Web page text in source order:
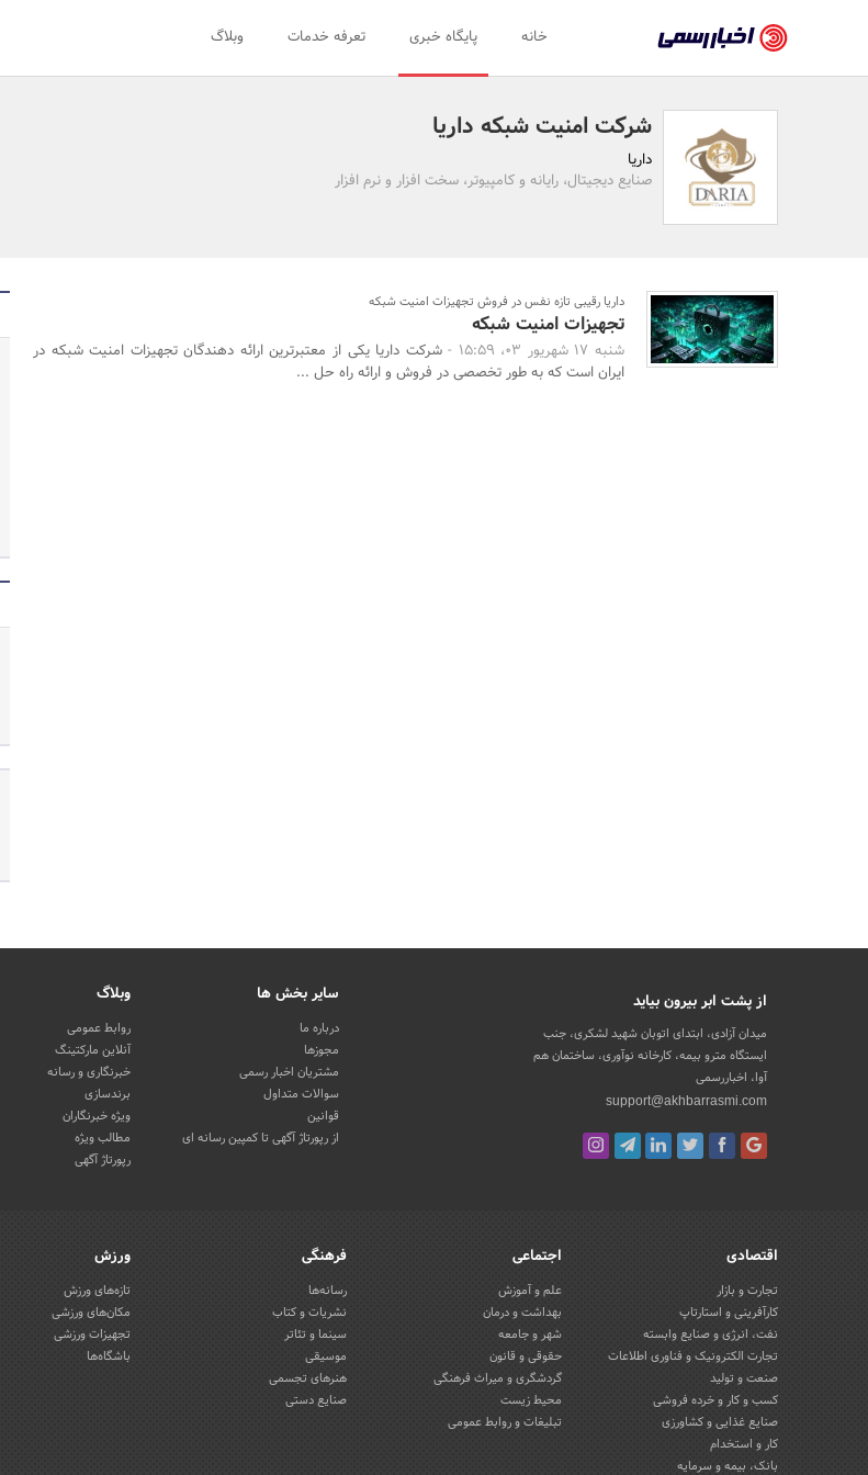
رسمی
اخبار
تایید
سازمان‌ها
و
روابط
خانه پایگاه خبری تعرفه خدمات وبلاگ
شرکت امنیت شبکه داریا
داریا
صنایع دیجیتال، رایانه و کامپیوتر، سخت افزار و نرم افزار
داریا رقیبی تازه نفس در فروش تجهیزات امنیت شبکه
تجهیزات امنیت شبکه
شنبه 17 شهریور 03، 15:59 -
شرکت داریا یکی از معتبرترین ارائه‌ دهندگان تجهیزات امنیت شبکه در
ایران است که به ‌طور تخصصی در فروش و ارائه راه‌ حل‌ ...
از پشت ابر بیرون بیاید
میدان آزادی، ابتدای اتوبان شهید لشکری، جنب
ایستگاه مترو بیمه، کارخانه نوآوری، ساختمان هم
آوا، اخباررسمی
support@akhbarrasmi.com
سایر بخش ها
درباره ما
مجوزها
مشتریان اخبار رسمی
سوالات متداول
قوانین
از رپورتاژ آگهی تا کمپین رسانه ای
وبلاگ
روابط عمومی
آنلاین مارکتینگ
خبرنگاری و رسانه
برندسازی
ویژه خبرنگاران
مطالب ویژه
رپورتاژ آگهی
اقتصادی
تجارت و بازار
کارآفرینی و استارتاپ
نفت، انرژی و صنایع وابسته
تجارت الکترونیک و فناوری اطلاعات
صنعت و تولید
کسب و کار و خرده فروشی
صنایع غذایی و کشاورزی
کار و استخدام
بانک، بیمه و سرمایه
اجتماعی
علم و آموزش
بهداشت و درمان
شهر و جامعه
حقوقی و قانون
گردشگری و میراث فرهنگی
محیط زیست
تبلیغات و روابط عمومی
فرهنگی
رسانه‌ها
نشریات و کتاب
سینما و تئاتر
موسیقی
هنرهای تجسمی
صنایع دستی
ورزش
تازه‌های ورزش
مکان‌های ورزشی
تجهیزات ورزشی
باشگاه‌ها